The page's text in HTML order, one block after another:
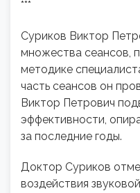
***
Суриков Виктор
множества сеансов,
методике
часть сеансов он
Виктор Петрович
эффективности,
за последние годы.
Доктор Суриков
воздействия